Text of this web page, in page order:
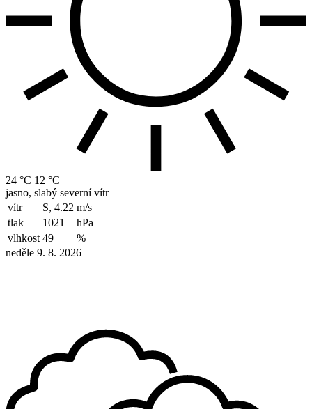
24 °C 12 °C
jasno, slabý severní vítr
vítr
S, 4.22 m/s
tlak
1021
hPa
vlhkost 49
%
neděle 9. 8. 2026